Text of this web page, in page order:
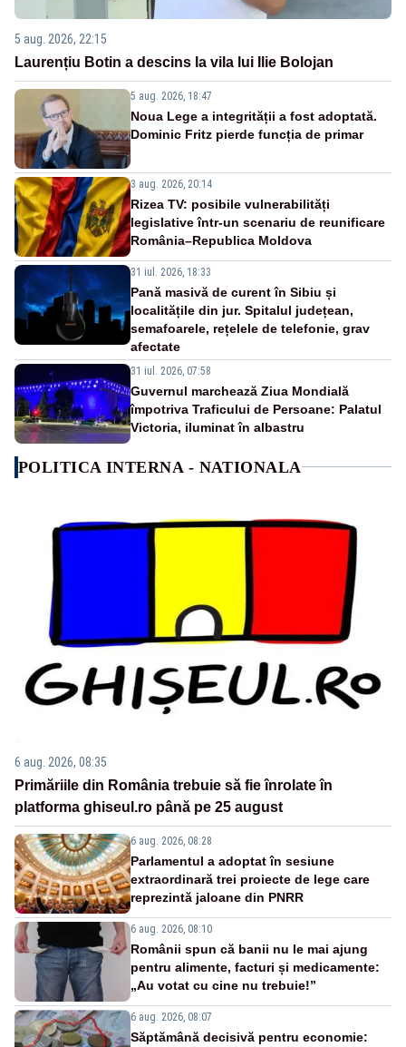
5 aug. 2026, 22:15
Laurențiu Botin a descins la vila lui Ilie Bolojan
5 aug. 2026, 18:47
Noua Lege a integrității a fost adoptată.
Dominic Fritz pierde funcția de primar
3 aug. 2026, 20:14
Rizea TV: posibile vulnerabilități
legislative într-un scenariu de reunificare
România–Republica Moldova
31 iul. 2026, 18:33
Pană masivă de curent în Sibiu și
localitățile din jur. Spitalul județean,
semafoarele, rețelele de telefonie, grav
afectate
31 iul. 2026, 07:58
Guvernul marchează Ziua Mondială
împotriva Traficului de Persoane: Palatul
Victoria, iluminat în albastru
POLITICA INTERNA - NATIONALA
6 aug. 2026, 08:35
Primăriile din România trebuie să fie înrolate în
platforma ghiseul.ro până pe 25 august
6 aug. 2026, 08:28
Parlamentul a adoptat în sesiune
extraordinară trei proiecte de lege care
reprezintă jaloane din PNRR
6 aug. 2026, 08:10
Românii spun că banii nu le mai ajung
pentru alimente, facturi și medicamente:
„Au votat cu cine nu trebuie!”
6 aug. 2026, 08:07
Săptămână decisivă pentru economie: